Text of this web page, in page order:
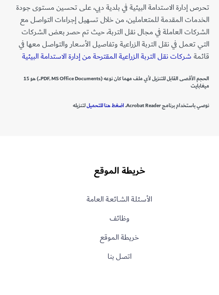
تحرص إدارة الاستدامة البيئية في بلدية دبي، على تحسين مستوى جودة
الخدمات المقدمة للمتعاملين، من خلال تسهيل إجراءات التواصل مع
الشركات العاملة في مجال نقل التربة، حيث تم حصر بعض الشركات
التي تعمل في نقل التربة الزراعية وتفاصيل الأسعار والتواصل معها في
قائمةشركات نقل التربة الزراعية المقترحة من إدارة الاستدامة البيئية
الحجم الأقصى القابل للتنزيل لأي ملف مهما كان نوعه (PDF, MS Office Documents..) هو 15
ميغابايت​​
نوصي باستخدام برنامج Acrobat Reader.
اضغط هنا للتحميللتنزيله
خريطة الموقع
الأسـئلـة الشــائعـة العامة
وظائف
خريطة الموقع
اتصل بنا